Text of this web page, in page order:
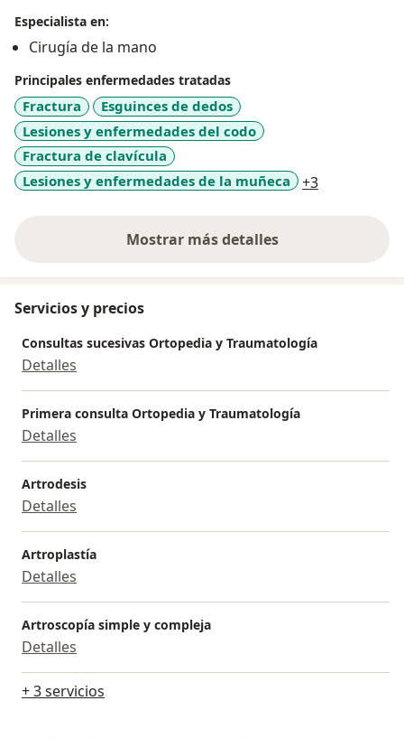
Especialista en:
Cirugía de la mano
Principales enfermedades tratadas
Fractura
Esguinces de dedos
Lesiones y enfermedades del codo
Fractura de clavícula
Lesiones y enfermedades de la muñeca
+3
Mostrar más detalles
sobre la experiencia
Servicios y precios
Consultas sucesivas Ortopedia y Traumatología
Detalles
Primera consulta Ortopedia y Traumatología
Detalles
Artrodesis
Detalles
Artroplastía
Detalles
Artroscopía simple y compleja
Detalles
+ 3 servicios